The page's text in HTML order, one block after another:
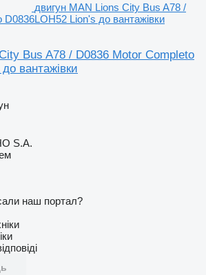
двигун MAN Lions City Bus A78 /
Lion's до вантажівки
Bus A78 / D0836 Motor Completo
вантажівки
S.A.
наш портал?